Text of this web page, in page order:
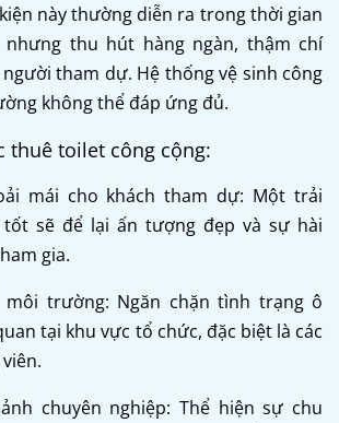
này thường diễn ra trong thời gian
nhưng thu hút hàng ngàn, thậm chí
tham dự. Hệ thống vệ sinh công
không thể đáp ứng đủ.
thuê toilet công cộng:
mái cho khách tham dự: Một trải
tốt sẽ để lại ấn tượng đẹp và sự hài
gia.
môi trường: Ngăn chặn tình trạng ô
tại khu vực tổ chức, đặc biệt là các
chuyên nghiệp: Thể hiện sự chu